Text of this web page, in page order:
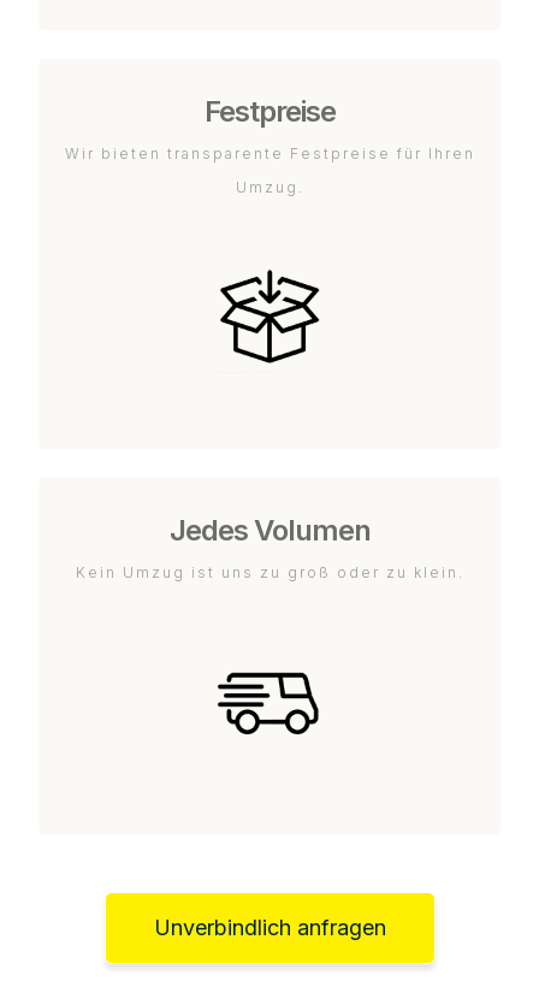
Festpreise
Wir bieten transparente Festpreise für Ihren
Umzug.
Jedes Volumen
Kein Umzug ist uns zu groß oder zu klein.
Unverbindlich anfragen